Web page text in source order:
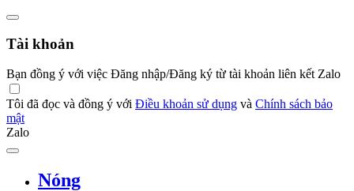
Tài khoản
Bạn đồng ý với việc Đăng nhập/Đăng ký từ tài khoản liên kết Zalo
Tôi đã đọc và đồng ý với Điều khoản sử dụng và Chính sách bảo
mật
Zalo
Nóng